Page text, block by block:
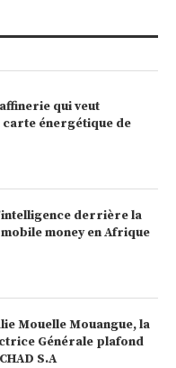
qui veut
énergétique de
derrière la
money en Afrique
Mouelle Mouangue, la
Générale plafond
S.A